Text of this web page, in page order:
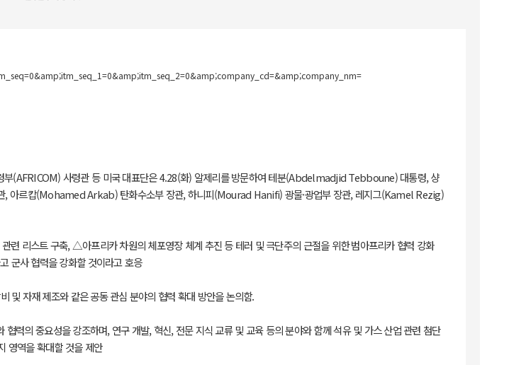
사령관 등 미국 대표단은 4.28(화) 알제리를 방문하여 테분(Abdelmadjid Tebboune) 대통령, 샹
아르캅(Mohamed Arkab) 탄화수소부 장관, 하니피(Mourad Hanifi) 광물·광업부 장관, 레지그(Kamel Rezig)
리스트 구축, △아프리카 차원의 체포영장 체계 추진 등 테러 및 극단주의 근절을 위한 범아프리카 협력 강화
군사 협력을 강화할 것이라고 호응
및 자재 제조와 같은 공동 관심 분야의 협력 확대 방안을 논의함.
의 중요성을 강조하며, 연구 개발, 혁신, 전문 지식 교류 및 교육 등의 분야와 함께 석유 및 가스 산업 관련 첨단
영역을 확대할 것을 제안